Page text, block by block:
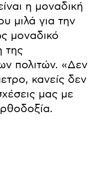
η μοναδική
μιλά για την
μοναδικό
της
πολιτών. «Δεν
κανείς δεν
μας με